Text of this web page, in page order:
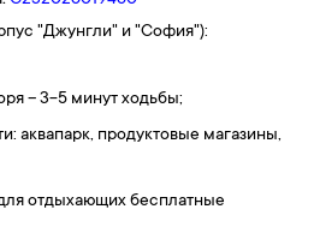
"Джунгли" и "София"):
– 3-5 минут ходьбы;
аквапарк, продуктовые магазины,
отдыхающих бесплатные